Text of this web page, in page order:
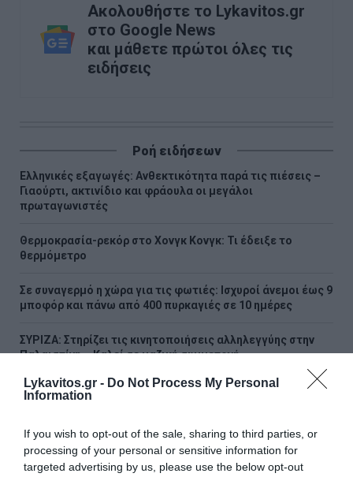
Lykavitos.gr - Do Not Process My Personal
Information
If you wish to opt-out of the sale, sharing to third parties, or
processing of your personal or sensitive information for
targeted advertising by us, please use the below opt-out
Ακολουθήστε το Lykavitos.gr
στο Google News
και μάθετε πρώτοι όλες τις
ειδήσεις
Ροή ειδήσεων
Ελληνικές εξαγωγές: Ανθεκτικότητα παρά τις πιέσεις –
Γιαούρτι, ακτινίδιο και φράουλα οι μεγάλοι
πρωταγωνιστές
Θερμοκρασία-ρεκόρ στο Χονγκ Κονγκ: Τι έδειξε το
θερμόμετρο
Σε συναγερμό η χώρα για τις φωτιές: Ισχυροί άνεμοι έως 9
μποφόρ και πάνω από 400 πυρκαγιές σε 10 ημέρες
ΣΥΡΙΖΑ: Στηρίζει τις κινητοποιήσεις αλληλεγγύης στην
Παλαιστίνη – Καλεί σε μαζική συμμετοχή
Μαρινάκης: «Το δημογραφικό δεν μπορεί να περιμένει - Η
Χαρδαλιάς: Δύο νέοι Αντιπεριφερειάρχες στην Αττική –
Θεοδωρόπουλος και Κοσμόπουλος αναλαμβάνουν